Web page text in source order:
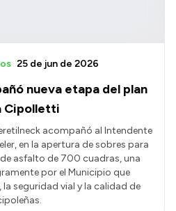
nueva etapa del plan
Cipolletti
25 de jun de 2026
acompañó al Intendente
en la apertura de sobres para
asfalto de 700 cuadras, una
por el Municipio que
seguridad vial y la calidad de